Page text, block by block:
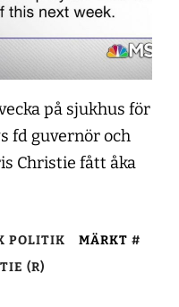
på sjukhus för
fd guvernör och
Christie fått åka
POLITIK
MÄRKT
(R)